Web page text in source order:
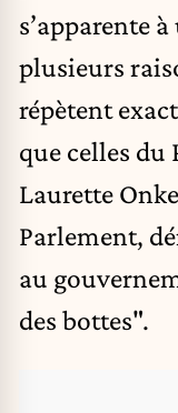
s’apparente
plusieurs
répètent
que celles du
Laurette
Parlement,
au
des bottes".